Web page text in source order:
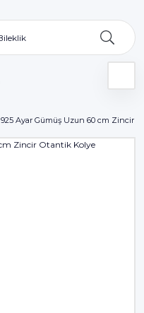
925 Ayar Gümüş Uzun 60 cm Zincir